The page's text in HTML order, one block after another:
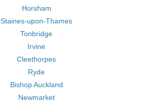
Horsham
Staines-upon-Thames
Tonbridge
Irvine
Cleethorpes
Ryde
Bishop Auckland
Newmarket